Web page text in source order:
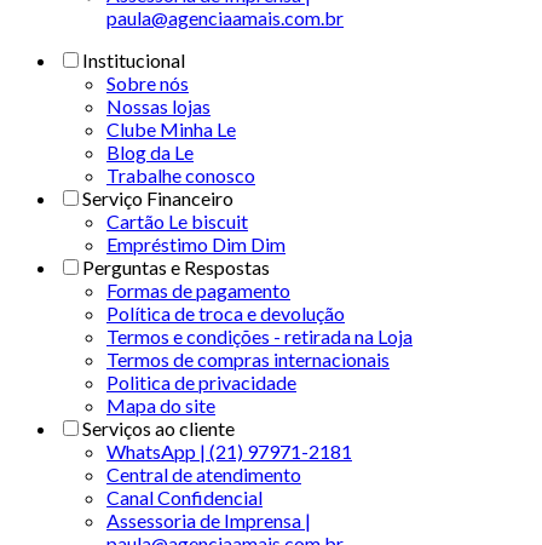
paula@agenciaamais.com.br
Institucional
Sobre nós
Nossas lojas
Clube Minha Le
Blog da Le
Trabalhe conosco
Serviço Financeiro
Cartão Le biscuit
Empréstimo Dim Dim
Perguntas e Respostas
Formas de pagamento
Política de troca e devolução
Termos e condições - retirada na Loja
Termos de compras internacionais
Politica de privacidade
Mapa do site
Serviços ao cliente
WhatsApp | (21) 97971-2181
Central de atendimento
Canal Confidencial
Assessoria de Imprensa |